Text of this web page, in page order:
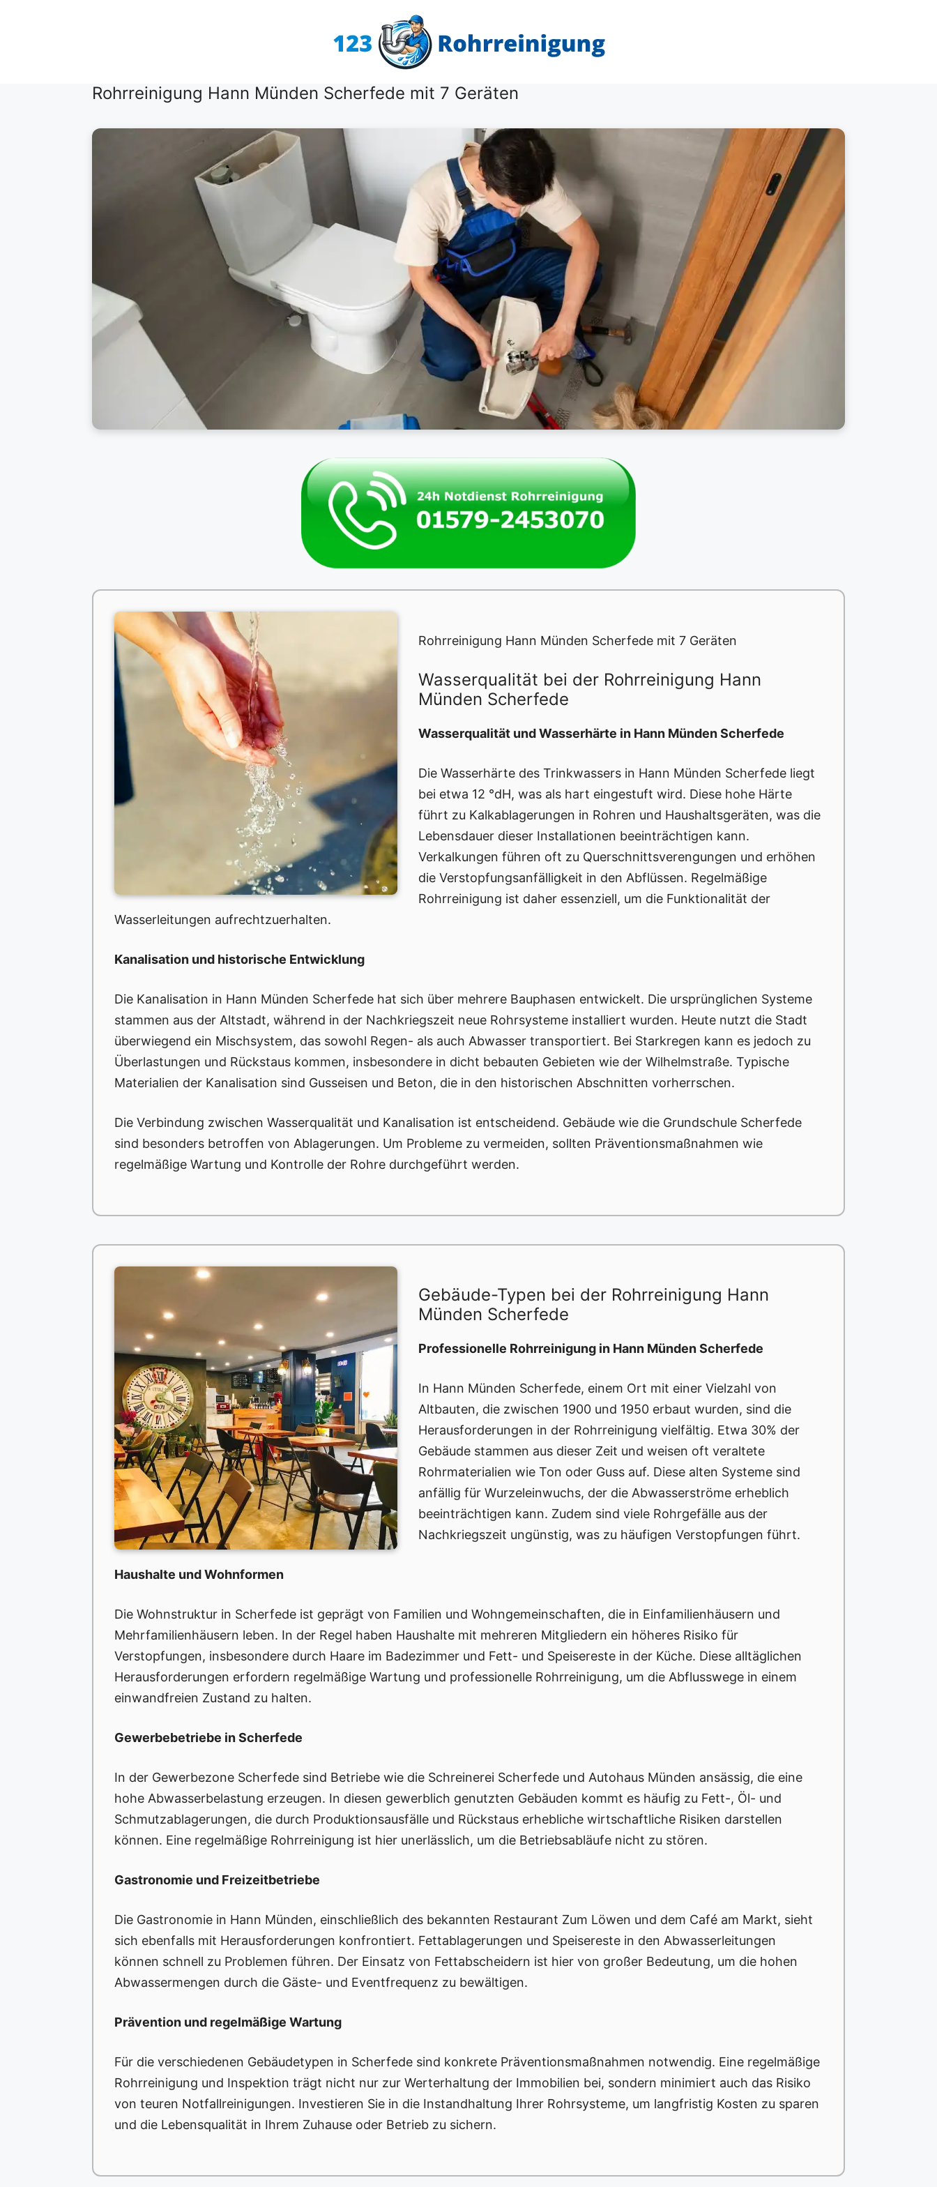
Rohrreinigung Hann Münden Scherfede mit 7 Geräten
Rohrreinigung Hann Münden Scherfede mit 7 Geräten
Wasserqualität bei der Rohrreinigung Hann
Münden Scherfede
Wasserqualität und Wasserhärte in Hann Münden Scherfede
Die Wasserhärte des Trinkwassers in Hann Münden Scherfede liegt
bei etwa 12 °dH, was als hart eingestuft wird. Diese hohe Härte
führt zu Kalkablagerungen in Rohren und Haushaltsgeräten, was die
Lebensdauer dieser Installationen beeinträchtigen kann.
Verkalkungen führen oft zu Querschnittsverengungen und erhöhen
die Verstopfungsanfälligkeit in den Abflüssen. Regelmäßige
Rohrreinigung ist daher essenziell, um die Funktionalität der
Wasserleitungen aufrechtzuerhalten.
Kanalisation und historische Entwicklung
Die Kanalisation in Hann Münden Scherfede hat sich über mehrere Bauphasen entwickelt. Die ursprünglichen Systeme
stammen aus der Altstadt, während in der Nachkriegszeit neue Rohrsysteme installiert wurden. Heute nutzt die Stadt
überwiegend ein Mischsystem, das sowohl Regen- als auch Abwasser transportiert. Bei Starkregen kann es jedoch zu
Überlastungen und Rückstaus kommen, insbesondere in dicht bebauten Gebieten wie der Wilhelmstraße. Typische
Materialien der Kanalisation sind Gusseisen und Beton, die in den historischen Abschnitten vorherrschen.
Die Verbindung zwischen Wasserqualität und Kanalisation ist entscheidend. Gebäude wie die Grundschule Scherfede
sind besonders betroffen von Ablagerungen. Um Probleme zu vermeiden, sollten Präventionsmaßnahmen wie
regelmäßige Wartung und Kontrolle der Rohre durchgeführt werden.
Gebäude-Typen bei der Rohrreinigung Hann
Münden Scherfede
Professionelle Rohrreinigung in Hann Münden Scherfede
In Hann Münden Scherfede, einem Ort mit einer Vielzahl von
Altbauten, die zwischen 1900 und 1950 erbaut wurden, sind die
Herausforderungen in der Rohrreinigung vielfältig. Etwa 30% der
Gebäude stammen aus dieser Zeit und weisen oft veraltete
Rohrmaterialien wie Ton oder Guss auf. Diese alten Systeme sind
anfällig für Wurzeleinwuchs, der die Abwasserströme erheblich
beeinträchtigen kann. Zudem sind viele Rohrgefälle aus der
Nachkriegszeit ungünstig, was zu häufigen Verstopfungen führt.
Haushalte und Wohnformen
Die Wohnstruktur in Scherfede ist geprägt von Familien und Wohngemeinschaften, die in Einfamilienhäusern und
Mehrfamilienhäusern leben. In der Regel haben Haushalte mit mehreren Mitgliedern ein höheres Risiko für
Verstopfungen, insbesondere durch Haare im Badezimmer und Fett- und Speisereste in der Küche. Diese alltäglichen
Herausforderungen erfordern regelmäßige Wartung und professionelle Rohrreinigung, um die Abflusswege in einem
einwandfreien Zustand zu halten.
Gewerbebetriebe in Scherfede
In der Gewerbezone Scherfede sind Betriebe wie die Schreinerei Scherfede und Autohaus Münden ansässig, die eine
hohe Abwasserbelastung erzeugen. In diesen gewerblich genutzten Gebäuden kommt es häufig zu Fett-, Öl- und
Schmutzablagerungen, die durch Produktionsausfälle und Rückstaus erhebliche wirtschaftliche Risiken darstellen
können. Eine regelmäßige Rohrreinigung ist hier unerlässlich, um die Betriebsabläufe nicht zu stören.
Gastronomie und Freizeitbetriebe
Die Gastronomie in Hann Münden, einschließlich des bekannten Restaurant Zum Löwen und dem Café am Markt, sieht
sich ebenfalls mit Herausforderungen konfrontiert. Fettablagerungen und Speisereste in den Abwasserleitungen
können schnell zu Problemen führen. Der Einsatz von Fettabscheidern ist hier von großer Bedeutung, um die hohen
Abwassermengen durch die Gäste- und Eventfrequenz zu bewältigen.
Prävention und regelmäßige Wartung
Für die verschiedenen Gebäudetypen in Scherfede sind konkrete Präventionsmaßnahmen notwendig. Eine regelmäßige
Rohrreinigung und Inspektion trägt nicht nur zur Werterhaltung der Immobilien bei, sondern minimiert auch das Risiko
von teuren Notfallreinigungen. Investieren Sie in die Instandhaltung Ihrer Rohrsysteme, um langfristig Kosten zu sparen
und die Lebensqualität in Ihrem Zuhause oder Betrieb zu sichern.